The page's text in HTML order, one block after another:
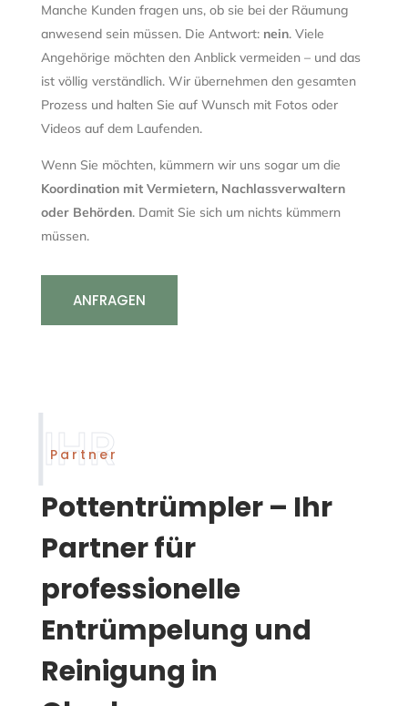
Manche Kunden fragen uns, ob sie bei der Räumung
anwesend sein müssen. Die Antwort: nein. Viele
Angehörige möchten den Anblick vermeiden – und das
ist völlig verständlich. Wir übernehmen den gesamten
Prozess und halten Sie auf Wunsch mit Fotos oder
Videos auf dem Laufenden.
Wenn Sie möchten, kümmern wir uns sogar um die
Koordination mit Vermietern, Nachlassverwaltern
oder Behörden. Damit Sie sich um nichts kümmern
müssen.
ANFRAGEN
Partner
Pottentrümpler – Ihr
Partner für
professionelle
Entrümpelung und
Reinigung in